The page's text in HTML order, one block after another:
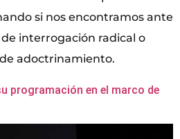
si nos encontramos ante
interrogación radical o
adoctrinamiento.
programación en el marco de